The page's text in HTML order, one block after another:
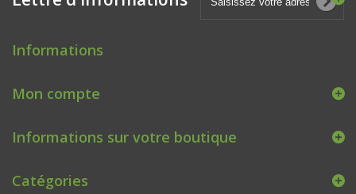
Informations
Mon compte
Informations sur votre boutique
Catégories